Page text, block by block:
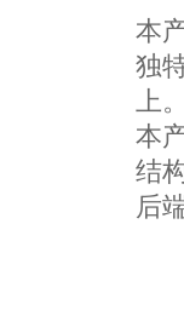
本
独
上。
本
结
后